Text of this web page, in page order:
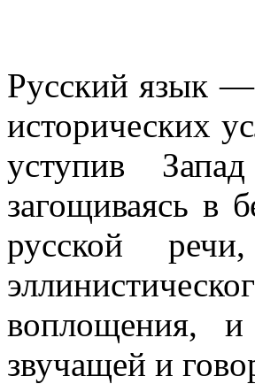
Русский язык
исторических
уступив
загощиваясь в
русской
воплощения,
звучащей и